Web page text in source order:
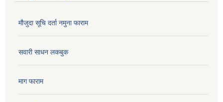
मौजुदा सूचि दर्ता नमुना फाराम
सवारी साधन लकबुक
माग फाराम